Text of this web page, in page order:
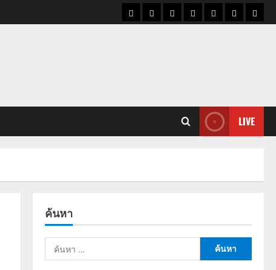
ราคาแนว
ข่าว
ข่าว
ดูด
ที่
ผู้ชา
LIVE
ค้นหา
ค้นหา
สำหรับ: